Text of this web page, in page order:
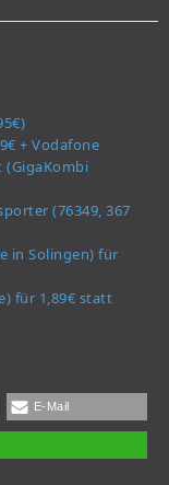
+ Vodafone
(GigaKombi
(76349, 367
in Solingen) für
für 1,89€ statt
E-Mail